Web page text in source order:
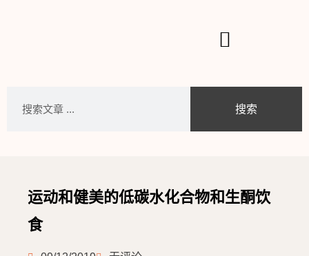
搜索
运动和健美的低碳水化合物和生酮饮
食